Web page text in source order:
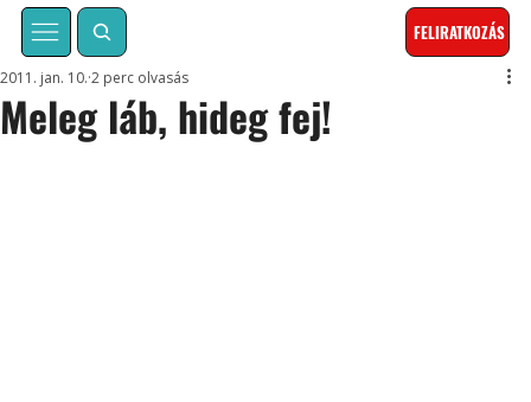
FELIRATKOZÁS
Meleg láb, hideg fej!
2011. jan. 10. 2 perc olvasás